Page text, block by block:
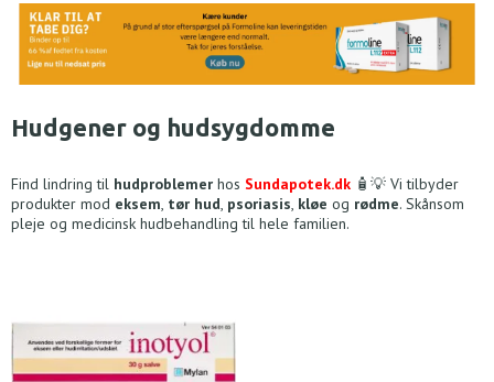
Hudgener og hudsygdomme
Find lindring til hudproblemer hos Sundapotek.dk 🧴💡 Vi tilbyder
produkter mod eksem, tør hud, psoriasis, kløe og rødme. Skånsom
pleje og medicinsk hudbehandling til hele familien.